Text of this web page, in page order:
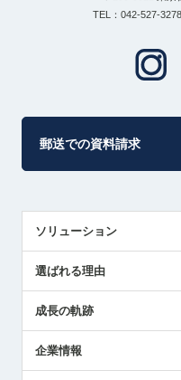
TEL：042-527-
郵送での資料請求
ソリューション
解決策提案
選ばれる理由
成長の軌跡
企業情報